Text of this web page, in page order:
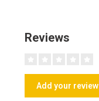
Reviews
Add your review